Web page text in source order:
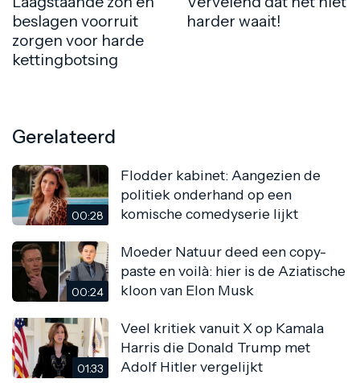
beslagen voorruit
zorgen voor harde
kettingbotsing
harder waait!
Gerelateerd
00:28
Flodder kabinet: Aangezien de
politiek onderhand op een
komische comedyserie lijkt
00:24
Moeder Natuur deed een copy-
paste en voilà: hier is de Aziatische
kloon van Elon Musk
01:33
Veel kritiek vanuit X op Kamala
Harris die Donald Trump met
Adolf Hitler vergelijkt